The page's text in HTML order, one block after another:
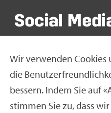
Wir ver­wen­den Coo­kies
die
bes­sern. Indem Sie auf
stim­men Sie zu, dass
So­ci­al